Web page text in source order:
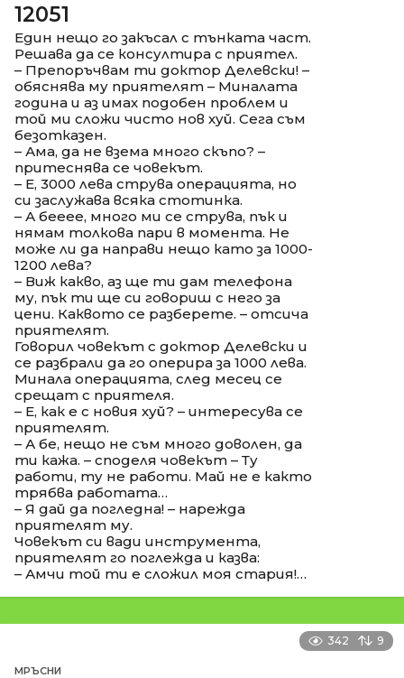
12051
Един нещо го закъсал с тънката част.
Решава да се консултира с приятел.
– Препоръчвам ти доктор Делевски! –
обяснява му приятелят – Миналата
година и аз имах подобен проблем и
той ми сложи чисто нов хуй. Сега съм
безотказен.
– Ама, да не взема много скъпо? –
притеснява се човекът.
– Е, 3000 лева струва операцията, но
си заслужава всяка стотинка.
– А бееее, много ми се струва, пък и
нямам толкова пари в момента. Не
може ли да направи нещо като за 1000-
1200 лева?
– Виж какво, аз ще ти дам телефона
му, пък ти ще си говориш с него за
цени. Каквото се разберете. – отсича
приятелят.
Говорил човекът с доктор Делевски и
се разбрали да го оперира за 1000 лева.
Минала операцията, след месец се
срещат с приятеля.
– Е, как е с новия хуй? – интересува се
приятелят.
– А бе, нещо не съм много доволен, да
ти кажа. – споделя човекът – Ту
работи, ту не работи. Май не е както
трябва работата…
– Я дай да погледна! – нарежда
приятелят му.
Човекът си вади инструмента,
приятелят го поглежда и казва:
– Амчи той ти е сложил моя стария!…
342 9
МРЪСНИ